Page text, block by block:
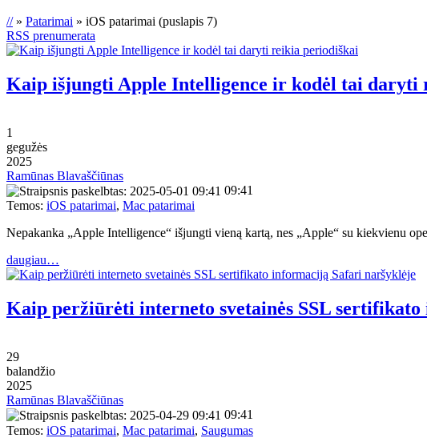
//» Patarimai » iOS patarimai (puslapis 7)
RSS prenumerata
Kaip išjungti Apple Intelligence ir kodėl tai daryti
1
gegužės
2025
Ramūnas Blavaščiūnas
09:41
Temos: iOS patarimai, Mac patarimai
Nepakanka „Apple Intelligence“ išjungti vieną kartą, nes „Apple“ su kiekvienu
daugiau…
Kaip peržiūrėti interneto svetainės SSL
29
balandžio
2025
Ramūnas Blavaščiūnas
09:41
Temos: iOS patarimai, Mac patarimai, Saugumas